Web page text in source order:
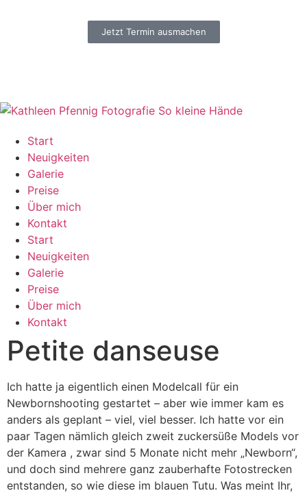
Jetzt Termin ausmachen
Start
Neuigkeiten
Galerie
Preise
Über mich
Kontakt
Start
Neuigkeiten
Galerie
Preise
Über mich
Kontakt
Petite danseuse
Ich hatte ja eigentlich einen Modelcall für ein
Newbornshooting gestartet – aber wie immer kam es
anders als geplant – viel, viel besser. Ich hatte vor ein
paar Tagen nämlich gleich zweit zuckersüße Models vor
der Kamera , zwar sind 5 Monate nicht mehr „Newborn“,
und doch sind mehrere ganz zauberhafte Fotostrecken
entstanden, so wie diese im blauen Tutu. Was meint Ihr,